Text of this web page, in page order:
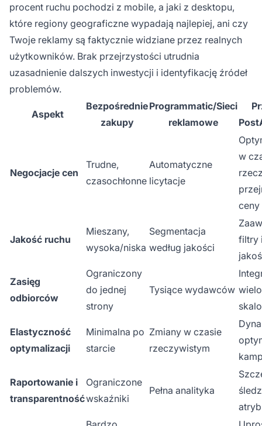
procent ruchu pochodzi z mobile, a jaki z desktopu,
które regiony geograficzne wypadają najlepiej, ani czy
Twoje reklamy są faktycznie widziane przez realnych
użytkowników. Brak przejrzystości utrudnia
uzasadnienie dalszych inwestycji i identyfikację źródeł
problemów.
Aspekt
Bezpośrednie
zakupy
Programmatic/Sieci
reklamowe
Negocjacje cen
Trudne,
czasochłonne
Automatyczne
licytacje
w
ceny
Jakość ruchu
Mieszany,
wysoka/niska
Segmentacja
według jakości
filtry
Zasięg
odbiorców
Ograniczony
do jednej
strony
Tysiące wydawców
Elastyczność
optymalizacji
Minimalna po
starcie
Zmiany w czasie
rzeczywistym
Raportowanie i
transparentność
Ograniczone
wskaźniki
Pełna analityka